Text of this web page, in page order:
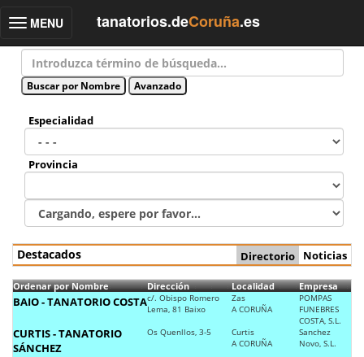
Toggle
MENU tanatorios.deCoruña.es
Especialidad
Provincia
Destacados Directorio Noticias
Ordenar por Nombre Dirección Localidad Empresa
BAIO - TANATORIO COSTAc/. Obispo Romero
Lema, 81 Baixo
Zas
A CORUÑA
POMPAS
FUNEBRES
COSTA, S.L.
CURTIS - TANATORIO
SÁNCHEZ
Os Quenllos, 3-5
Curtis
A CORUÑA
Sanchez
Novo, S.L.